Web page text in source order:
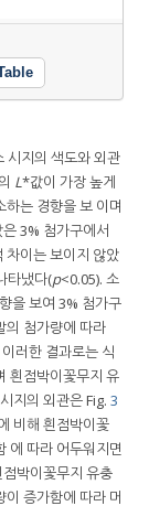
시지의 색도와 외관
L*값이 가장 높게
는 경향을 보 이며
3% 첨가구에서
차이는 보이지 않았
타냈다(p<0.05). 소
을 보여 3% 첨가구
의 첨가량에 따라
러한 결과로는 식
흰점박이꽃무지 유
지의 외관은 Fig. 3
비해 흰점박이꽃
에 따라 어두워지면
박이꽃무지 유충
증가함에 따라 머